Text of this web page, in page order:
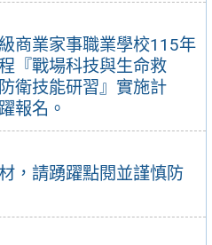
商業家事職業學校115年
『戰場科技與生命救
衛技能研習』實施計
報名。
，請踴躍點閱並謹慎防